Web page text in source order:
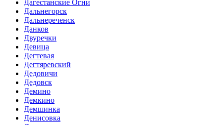
Дагестанские Огни
Дальнегорск
Дальнереченск
Данков
Двуречки
Девица
Дегтевая
Дегтяревский
Дедовичи
Дедовск
Демино
Демкино
Демшинка
Денисовка